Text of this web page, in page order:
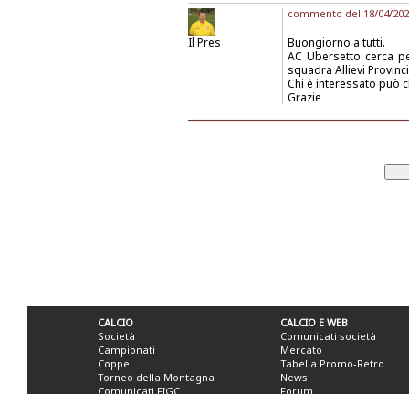
Il Pres
commento del 18/04/
Buongiorno a tutti.
AC Ubersetto cerca
squadra Allievi
Chi è interessato può
Grazie
CALCIO
Società
Campionati
Coppe
Torneo della Montagna
Comunicati FIGC
CALCIO E WEB
Comunicati società
Mercato
Tabella Promo-Retro
News
Forum